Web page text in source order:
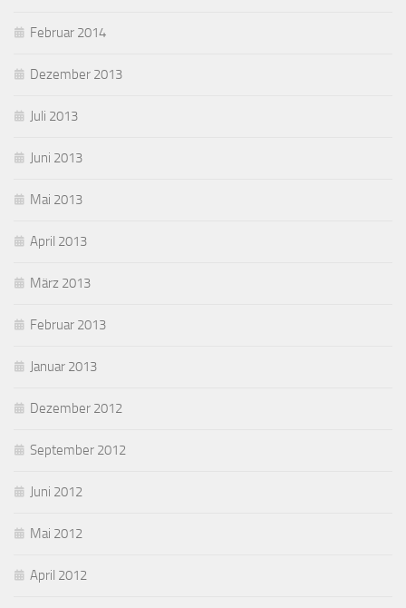
Februar 2014
Dezember 2013
Juli 2013
Juni 2013
Mai 2013
April 2013
März 2013
Februar 2013
Januar 2013
Dezember 2012
September 2012
Juni 2012
Mai 2012
April 2012